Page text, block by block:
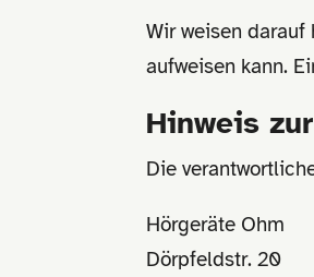
Wir weisen
aufweisen kann.
Hinweis
Die
Hörgeräte Ohm
Dörpfeldstr. 20